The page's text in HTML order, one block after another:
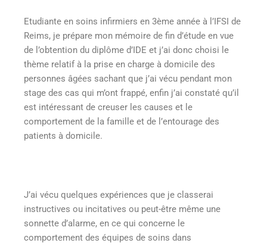
Etudiante en soins infirmiers en 3ème année à l’IFSI de
Reims, je prépare mon mémoire de fin d’étude en vue
de l’obtention du diplôme d’IDE et j’ai donc choisi le
thème relatif à la prise en charge à domicile des
personnes âgées sachant que j’ai vécu pendant mon
stage des cas qui m’ont frappé, enfin j’ai constaté qu’il
est intéressant de creuser les causes et le
comportement de la famille et de l’entourage des
patients à domicile.
J’ai vécu quelques expériences que je classerai
instructives ou incitatives ou peut-être même une
sonnette d’alarme, en ce qui concerne le
comportement des équipes de soins dans